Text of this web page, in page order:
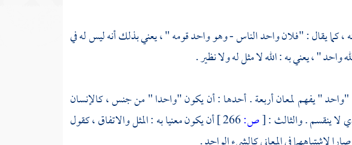
، كما يقال : "فلان واحد الناس - وهو واحد قومه " ، يعني بذلك أنه ليس له في
" ، يعني به : الله لا مثل له ولا نظير .
" يفهم لمعان أربعة . أحدها : أن يكون "واحدا " من جنس ، كالإنسان
لا ينقسم . والثالث :[ص:
أن يكون معنيا به : المثل والاتفاق ، كقول